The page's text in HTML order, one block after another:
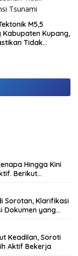
M5,5
Kabupaten Kupang,
Tidak
Hingga Kini
Berikut
Sorotan, Klarifikasi
Dokumen yang
Keadilan, Soroti
Aktif Bekerja